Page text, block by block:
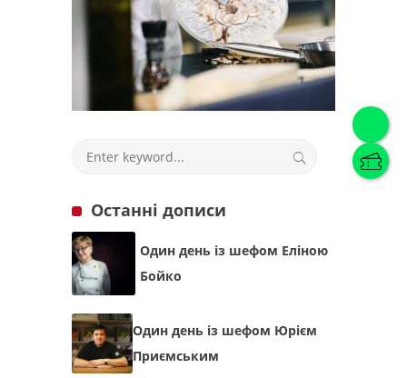
Українська)
Українська English
Останні дописи
Один день із шефом Еліною
Бойко
Один день із шефом Юрієм
Приємським